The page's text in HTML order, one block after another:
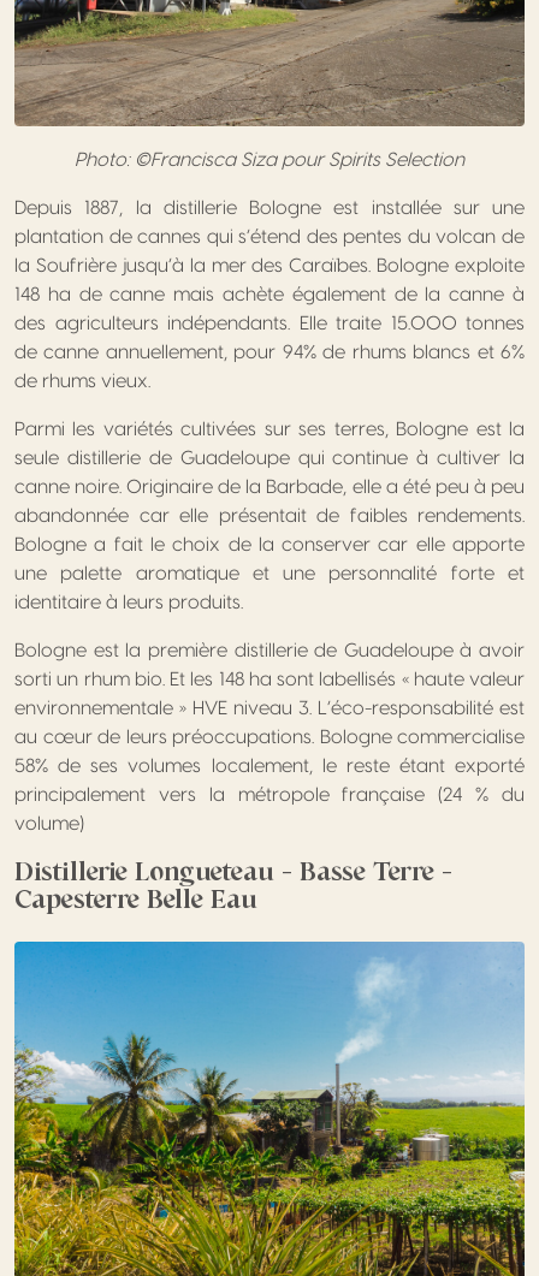
Photo: ©Francisca Siza pour Spirits Selection
Depuis 1887, la distillerie Bologne est installée sur une
plantation de cannes qui s’étend des pentes du volcan de
la Soufrière jusqu’à la mer des Caraïbes. Bologne exploite
148 ha de canne mais achète également de la canne à
des agriculteurs indépendants. Elle traite 15.000 tonnes
de canne annuellement, pour 94% de rhums blancs et 6%
de rhums vieux.
Parmi les variétés cultivées sur ses terres, Bologne est la
seule distillerie de Guadeloupe qui continue à cultiver la
canne noire. Originaire de la Barbade, elle a été peu à peu
abandonnée car elle présentait de faibles rendements.
Bologne a fait le choix de la conserver car elle apporte
une palette aromatique et une personnalité forte et
identitaire à leurs produits.
Bologne est la première distillerie de Guadeloupe à avoir
sorti un rhum bio. Et les 148 ha sont labellisés « haute valeur
environnementale » HVE niveau 3. L’éco-responsabilité est
au cœur de leurs préoccupations. Bologne commercialise
58% de ses volumes localement, le reste étant exporté
principalement vers la métropole française (24 % du
volume)
Distillerie Longueteau – Basse Terre –
Capesterre Belle Eau